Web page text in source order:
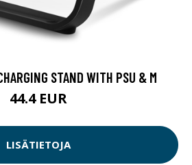
STAND WITH PSU & M
44.4 EUR
LISÄTIETOJA